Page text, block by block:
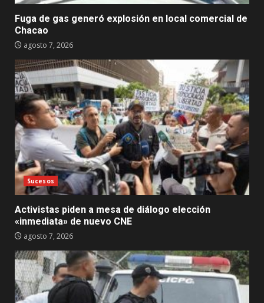
Fuga de gas generó explosión en local comercial de
Chacao
agosto 7, 2026
Sucesos
Activistas piden a mesa de diálogo elección
«inmediata» de nuevo CNE
agosto 7, 2026